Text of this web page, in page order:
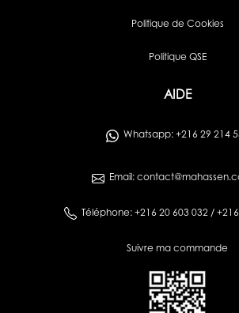
Politique de Cookies
Politique QSE
AIDE
Whatsapp: +216 29 214
Email:
Téléphone: +216 20 603 032 / +216
Suivre ma commande